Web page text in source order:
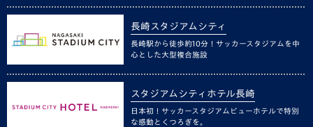
長崎スタジアムシティ
長崎駅から徒歩約10分！サッカースタジアムを中
心とした大型複合施設
スタジアムシティホテル長崎
日本初！サッカースタジアムビューホテルで特別
な感動とくつろぎを。